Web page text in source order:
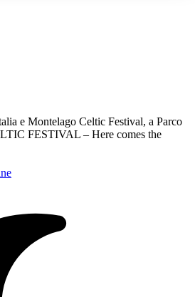
e Montelago Celtic Festival, a Parco
FESTIVAL – Here comes the